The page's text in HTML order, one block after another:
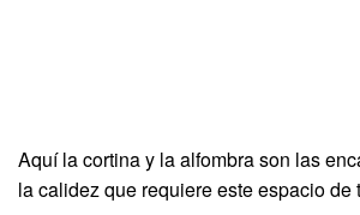
Aquí la cortina y la alfombra son las
la calidez que requiere este espacio de